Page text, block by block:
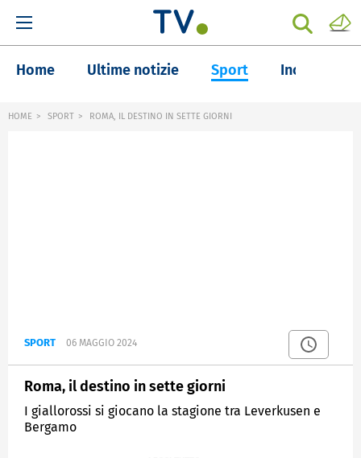
Home Ultime notizie Sport Inchieste
HOME SPORT ROMA, IL DESTINO IN SETTE GIORNI
SPORT 06 MAGGIO 2024
Roma, il destino in sette giorni
I giallorossi si giocano la stagione tra Leverkusen e
Bergamo